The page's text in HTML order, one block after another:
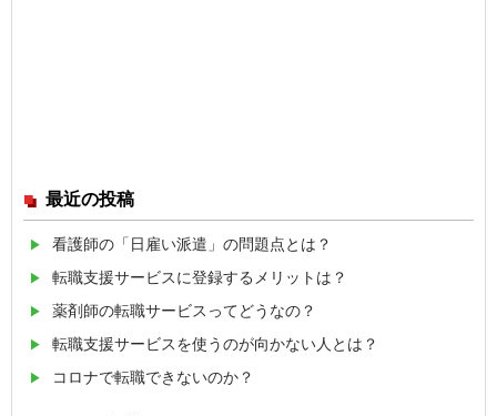
最近の投稿
看護師の「日雇い派遣」の問題点とは？
転職支援サービスに登録するメリットは？
薬剤師の転職サービスってどうなの？
転職支援サービスを使うのが向かない人とは？
コロナで転職できないのか？